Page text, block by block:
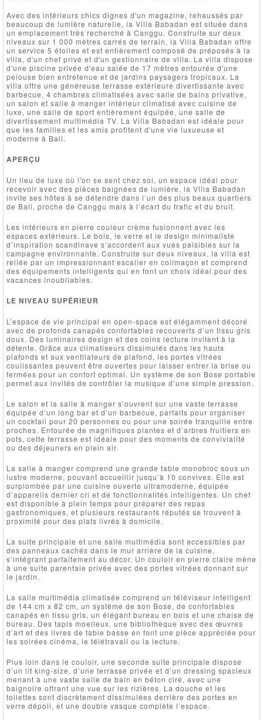
Avec des intérieurs chics dignes d'un magazine, rehaussés par
beaucoup de lumière naturelle, la Villa Babadan est située dans
un emplacement très recherché à Canggu. Construite sur deux
niveaux sur 1 000 mètres carrés de terrain, la Villa Babadan offre
un service 5 étoiles et est entièrement composé de préposés à la
villa, d'un chef privé et d'un gestionnaire de villa. La villa dispose
d'une piscine privée d'eau salée de 17 mètres entourée d'une
pelouse bien entretenue et de jardins paysagers tropicaux. La
villa offre une généreuse terrasse extérieure divertissante avec
barbecue, 4 chambres climatisées avec salle de bains privative,
un salon et salle à manger intérieur climatisé avec cuisine de
luxe, une salle de sport entièrement équipée, une salle de
divertissement multimédia TV. La Villa Babadan est idéale pour
que les familles et les amis profitent d'une vie luxueuse et
moderne à Bali.
APERÇU
Un lieu de luxe où l'on se sent chez soi, un espace idéal pour
recevoir avec des pièces baignées de lumière, la Villa Babadan
invite ses hôtes à se détendre dans l’un des plus beaux quartiers
de Bali, proche de Canggu mais à l’écart du trafic et du bruit.
Les intérieurs en pierre couleur crème fusionnent avec les
espaces extérieurs. Le bois, le verre et le design minimaliste
d’inspiration scandinave s’accordent aux vues paisibles sur la
campagne environnante. Construite sur deux niveaux, la villa est
reliée par un impressionnant escalier en colimaçon et comprend
des équipements intelligents qui en font un choix idéal pour des
vacances inoubliables.
LE NIVEAU SUPÉRIEUR
L’espace de vie principal en open-space est élégamment décoré
avec de profonds canapés confortables recouverts d’un tissu gris
doux. Des luminaires design et des coins lecture invitent à la
détente. Grâce aux climatiseurs dissimulés dans les hauts
plafonds et aux ventilateurs de plafond, les portes vitrées
coulissantes peuvent être ouvertes pour laisser entrer la brise ou
fermées pour un confort optimal. Un système de son Bose portable
permet aux invités de contrôler la musique d’une simple pression.
Le salon et la salle à manger s’ouvrent sur une vaste terrasse
équipée d’un long bar et d’un barbecue, parfaits pour organiser
un cocktail pour 20 personnes ou pour une soirée tranquille entre
proches. Entourée de magnifiques plantes et d’arbres fruitiers en
pots, cette terrasse est idéale pour des moments de convivialité
ou des déjeuners en plein air.
La salle à manger comprend une grande table monobloc sous un
lustre moderne, pouvant accueillir jusqu’à 10 convives. Elle est
surplombée par une cuisine ouverte ultramoderne, équipée
d’appareils dernier cri et de fonctionnalités intelligentes. Un chef
est disponible à plein temps pour préparer des repas
gastronomiques, et plusieurs restaurants réputés se trouvent à
proximité pour des plats livrés à domicile.
La suite principale et une salle multimédia sont accessibles par
des panneaux cachés dans le mur arrière de la cuisine,
s’intégrant parfaitement au décor. Un couloir en pierre claire mène
à une suite parentale privée avec des portes vitrées donnant sur
le jardin.
La salle multimédia climatisée comprend un téléviseur intelligent
de 144 cm x 82 cm, un système de son Bose, de confortables
canapés en tissu gris, un élégant bureau en bois et une chaise de
bureau. Des tapis moelleux, une bibliothèque avec des œuvres
d’art et des livres de table basse en font une pièce appréciée pour
les soirées cinéma, le télétravail ou la lecture.
Plus loin dans le couloir, une seconde suite principale dispose
d’un lit king-size, d’une terrasse privée et d’un dressing spacieux
menant à une vaste salle de bain en béton ciré, avec une
baignoire offrant une vue sur les rizières. La douche et les
toilettes sont discrètement dissimulées derrière des portes en
verre dépoli, et une double vasque complète l’espace.